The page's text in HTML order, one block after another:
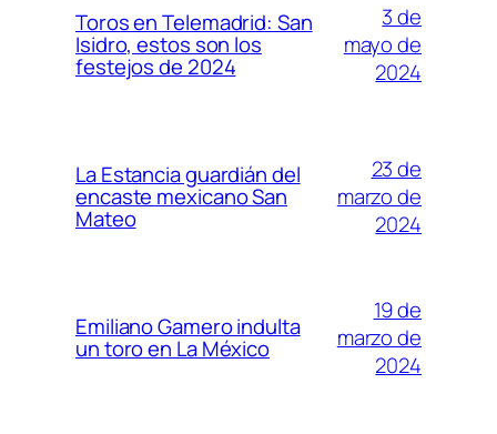
Toros en Telemadrid: San
Isidro, estos son los
festejos de 2024
3 de
mayo de
2024
La Estancia guardián del
encaste mexicano San
Mateo
23 de
marzo de
2024
Emiliano Gamero indulta
un toro en La México
19 de
marzo de
2024